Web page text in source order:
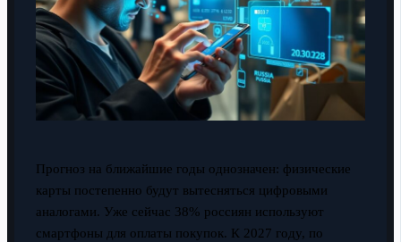
Прогноз на ближайшие годы однозначен: физические
карты постепенно будут вытесняться цифровыми
аналогами. Уже сейчас 38% россиян используют
смартфоны для оплаты покупок. К 2027 году, по